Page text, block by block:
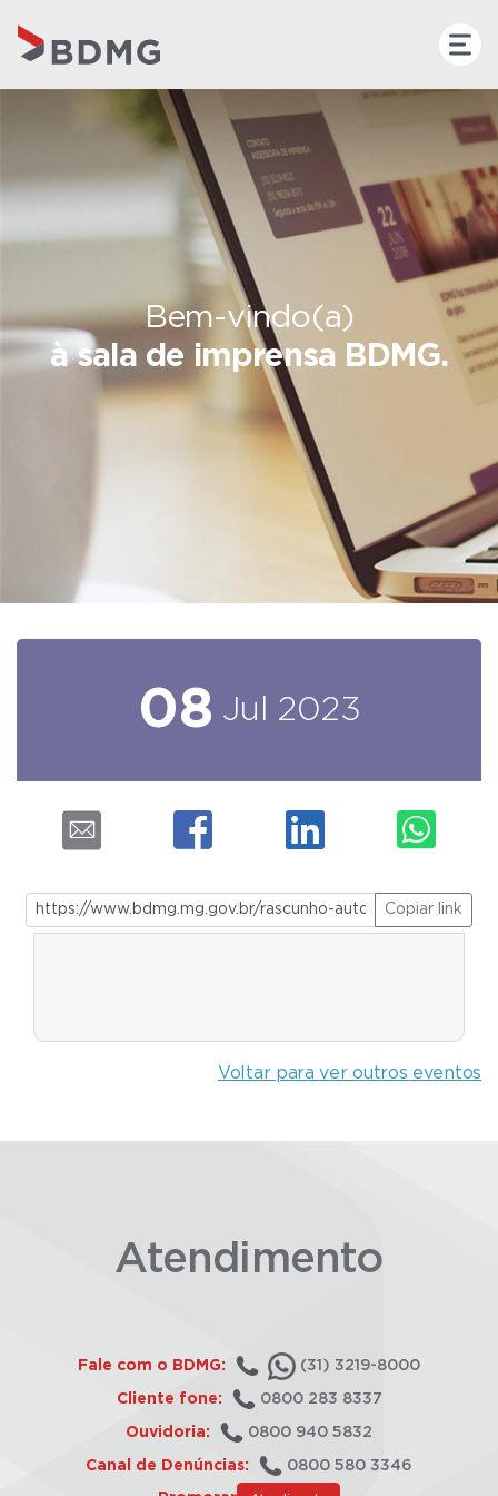
Bem-vindo(a)
à sala de imprensa BDMG.
08 Jul 2023
Copiar link
Voltar para ver outros eventos
Atendimento
Fale com o BDMG: (31) 3219-8000
Cliente fone: 0800 283 8337
Ouvidoria: 0800 940 5832
Canal de Denúncias: 0800 580 3346